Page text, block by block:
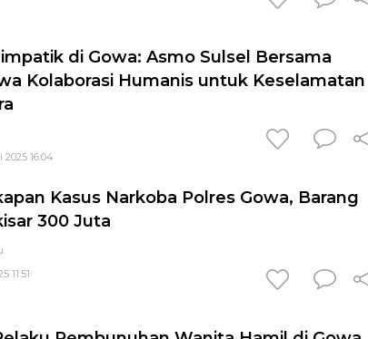
di Gowa: Asmo Sulsel Bersama
Kolaborasi Humanis untuk Keselamatan
16:04
Kasus Narkoba Polres Gowa, Barang
300 Juta
11:51